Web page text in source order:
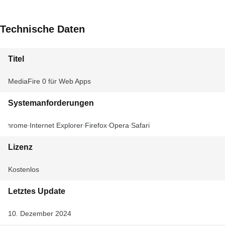
Technische Daten
Titel
MediaFire 0 für Web Apps
Systemanforderungen
Chrome Internet Explorer Firefox Opera Safari
Lizenz
Kostenlos
Letztes Update
10. Dezember 2024